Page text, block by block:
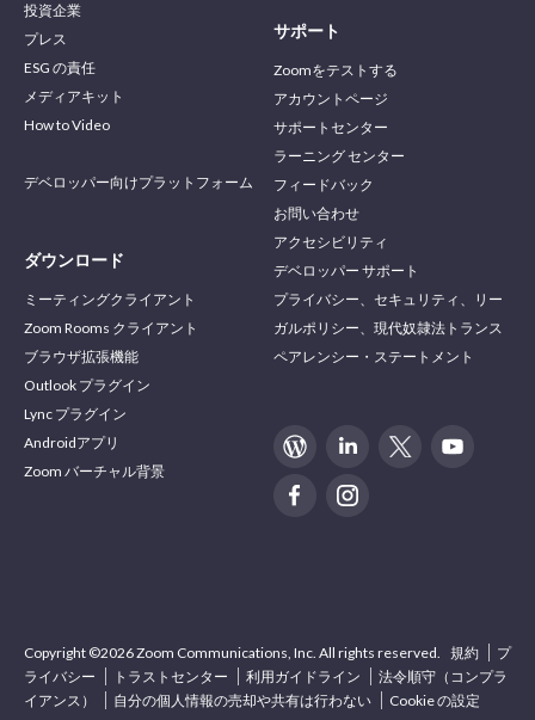
投資企業
プレス
ESG の責任
メディアキット
How to Video
デベロッパー向けプラットフォーム
ダウンロード
ミーティングクライアント
Zoom Rooms クライアント
ブラウザ拡張機能
Outlook プラグイン
Lync プラグイン
Androidアプリ
Zoom バーチャル背景
サポート
Zoomをテストする
アカウントページ
サポートセンター
ラーニング センター
フィードバック
お問い合わせ
アクセシビリティ
デベロッパー サポート
プライバシー、セキュリティ、リー
ガルポリシー、現代奴隷法トランス
ペアレンシー・ステートメント
Copyright ©2026 Zoom Communications, Inc. All rights reserved. 規約
プ
ライバシー
トラストセンター 利用ガイドライン
法令順守（コンプラ
イアンス）
自分の個人情報の売却や共有は行わない Cookie の設定